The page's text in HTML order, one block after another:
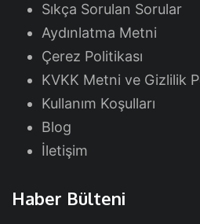
Sıkça Sorulan Sorular
Aydınlatma Metni
Çerez Politikası
KVKK Metni ve Gizlilik
Kullanım Koşulları
Blog
İletişim
Haber Bülteni